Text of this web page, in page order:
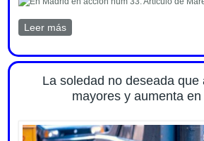
Leer mássobre Edadismo, prejuicio y
La soledad no deseada que
mayores y aumenta